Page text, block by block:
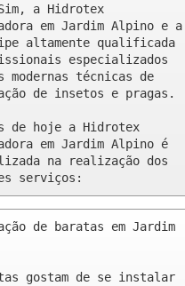
a Hidrotex
em Jardim Alpino e a
altamente qualificada
especializados
modernas técnicas de
de insetos e pragas.
de hoje a Hidrotex
em Jardim Alpino é
na realização dos
serviços:
de baratas em Jardim
gostam de se instalar